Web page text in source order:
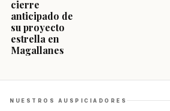
cierre
anticipado de
su proyecto
estrella en
Magallanes
NUESTROS AUSPICIADORES